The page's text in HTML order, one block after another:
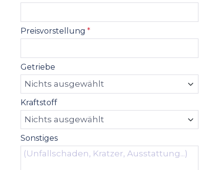
Preisvorstellung *
Getriebe
Kraftstoff
Sonstiges